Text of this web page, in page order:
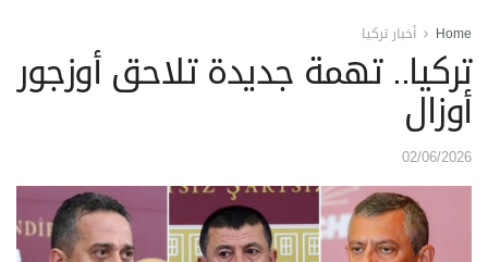
Home أخبار تركيا
تركيا.. تهمة جديدة تلاحق أوزجور
أوزال
02/06/2026